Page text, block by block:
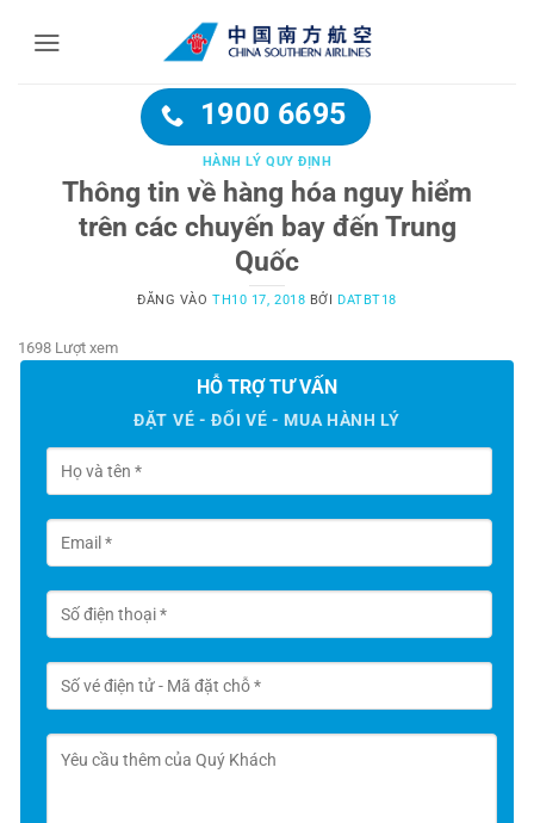
1900 6695
HÀNH LÝ QUY ĐỊNH
Thông tin về hàng hóa nguy hiểm
trên các chuyến bay đến Trung
Quốc
ĐĂNG VÀOTH10 17, 2018 BỞI DATBT18
1698 Lượt xem
HỖ TRỢ TƯ VẤN
ĐẶT VÉ - ĐỔI VÉ - MUA HÀNH LÝ